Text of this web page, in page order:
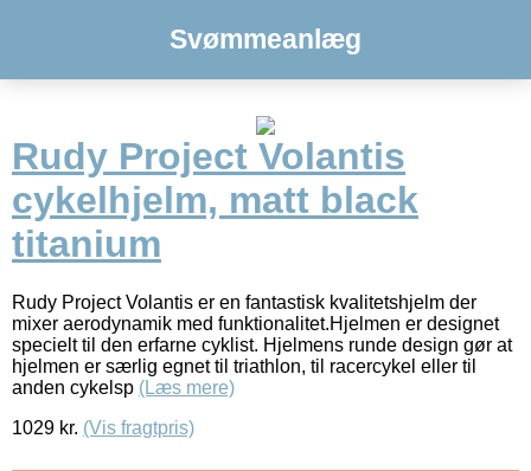
Svømmeanlæg
Rudy Project Volantis
cykelhjelm, matt black
titanium
Rudy Project Volantis er en fantastisk kvalitetshjelm der
mixer aerodynamik med funktionalitet.Hjelmen er designet
specielt til den erfarne cyklist. Hjelmens runde design gør at
hjelmen er særlig egnet til triathlon, til racercykel eller til
anden cykelsp (Læs mere)
1029 kr. (Vis fragtpris)